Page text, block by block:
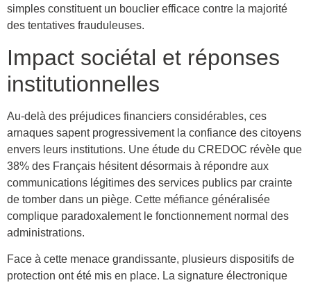
simples constituent un bouclier efficace contre la majorité
des tentatives frauduleuses.
Impact sociétal et réponses
institutionnelles
Au-delà des préjudices financiers considérables, ces
arnaques sapent progressivement la confiance des citoyens
envers leurs institutions. Une étude du CREDOC révèle que
38% des Français hésitent désormais à répondre aux
communications légitimes des services publics par crainte
de tomber dans un piège. Cette méfiance généralisée
complique paradoxalement le fonctionnement normal des
administrations.
Face à cette menace grandissante, plusieurs dispositifs de
protection ont été mis en place. La signature électronique